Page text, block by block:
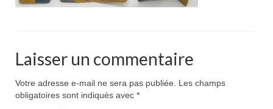
Pour acheter
Laisser un commentaire
Votre adresse e-mail ne sera pas publiée.
Les champs
obligatoires sont indiqués avec *